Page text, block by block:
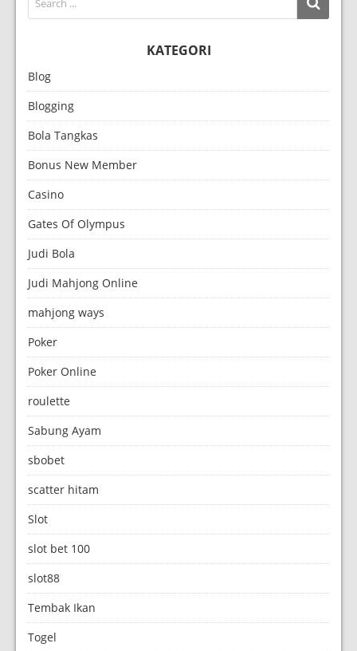
KATEGORI
Blog
Blogging
Bola Tangkas
Bonus New Member
Casino
Gates Of Olympus
Judi Bola
Judi Mahjong Online
mahjong ways
Poker
Poker Online
roulette
Sabung Ayam
sbobet
scatter hitam
Slot
slot bet 100
slot88
Tembak Ikan
Togel